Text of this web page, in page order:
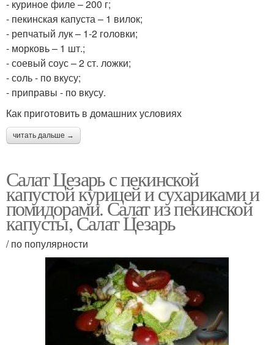
- куриное филе – 200 г;
- пекинская капуста – 1 вилок;
- репчатый лук – 1-2 головки;
- морковь – 1 шт.;
- соевый соус – 2 ст. ложки;
- соль - по вкусу;
- приправы - по вкусу.
Как приготовить в домашних условиях
читать дальше →
Салат Цезарь с пекинской
капустой курицей и сухариками и
помидорами. Салат из пекинской
капусты, Салат Цезарь
/ по популярности